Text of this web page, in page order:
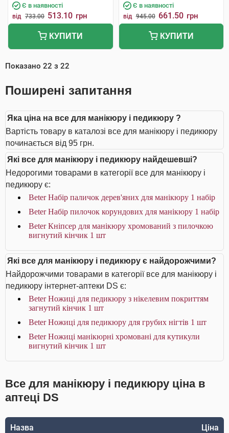
Є в наявності
від 733.00 513.10 грн
КУПИТИ
Є в наявності
від 945.00 661.50 грн
КУПИТИ
Показано 22 з 22
Поширені запитання
Яка ціна на все для манікюру і педикюру ?
Вартість товару в каталозі все для манікюру і педикюру
починається від 95 грн.
Які все для манікюру і педикюру найдешевші?
Недорогими товарами в категорії все для манікюру і
педикюру є:
Beter Набір паличок дерев'яних для манікюру 1 набір
Beter Набір пилочок корундових для манікюру 1 набір
Beter Кніпсер для манікюру хромований з пилочкою
вигнутий кінчик 1 шт
Які все для манікюру і педикюру є найдорожчими?
Найдорожчими товарами в категорії все для манікюру і
педикюру інтернет-аптеки DS є:
Beter Ножиці для педикюру з нікелевим покриттям
загнутий кінчик 1 шт
Beter Ножиці для педикюру для грубих нігтів 1 шт
Beter Ножиці манікюрні хромовані для кутикули
вигнутий кінчик 1 шт
Все для манікюру і педикюру ціна в
аптеці DS
Назва Ціна